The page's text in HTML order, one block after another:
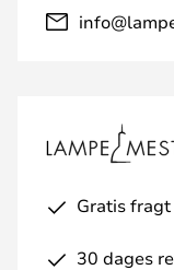
Gratis
30 dages